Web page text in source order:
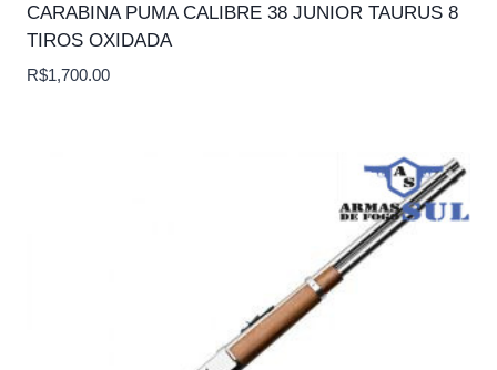
CARABINA PUMA CALIBRE 38 JUNIOR TAURUS 8
TIROS OXIDADA
R$1,700.00